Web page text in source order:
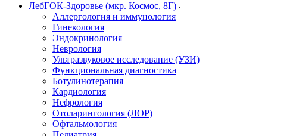
ЛебГОК-Здоровье (мкр. Космос, 8Г)
Аллергология и иммунология
Гинекология
Эндокринология
Неврология
Ультразвуковое исследование (УЗИ)
Функциональная диагностика
Ботулинотерапия
Кардиология
Нефрология
Отоларингология (ЛОР)
Офтальмология